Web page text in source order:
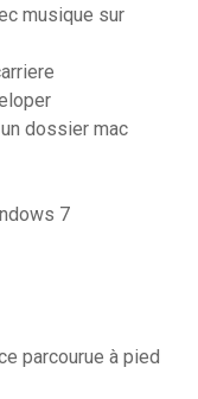
musique sur
dossier mac
7
parcourue à pied